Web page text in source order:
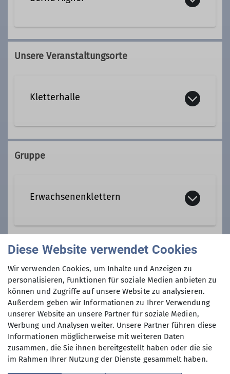
+49 8735 739
Kontakt aufnehmen
Tourenleiter
Unsere Veranstaltungsorte
Kletterhalle
Jahnstrasse
Gruppe
Erwachsenenklettern
Unsere Erwachsenen-Klettergruppen
umfassen alle Bereiche des Kletterns,
von Erwachsenen ab 18, Senioren 50+,
Kurse zum Erlangen des DAV-
Kletterscheins "Toprope" und
"Vorstieg". Des weiteren bieten wir
Kletterfahrten, Outdoor-Kletterkurse,
Alpinkletterkurse und
Gemeinschaftstouren Klettern an.
(siehe auch Kletteranlage)
Gruppen und Ansprechpartner
Preis
Halleneintritt (eigene Sektion 1 €,
Sektionsfremde 4 €)
Diese Website verwendet Cookies
Wir verwenden Cookies, um Inhalte und Anzeigen zu
personalisieren, Funktionen für soziale Medien anbieten zu
können und Zugriffe auf unsere Website zu analysieren.
Außerdem geben wir Informationen zu Ihrer Verwendung
unserer Website an unsere Partner für soziale Medien,
Werbung und Analysen weiter. Unsere Partner führen diese
Informationen möglicherweise mit weiteren Daten
zusammen, die Sie ihnen bereitgestellt haben oder die sie
im Rahmen Ihrer Nutzung der Dienste gesammelt haben.